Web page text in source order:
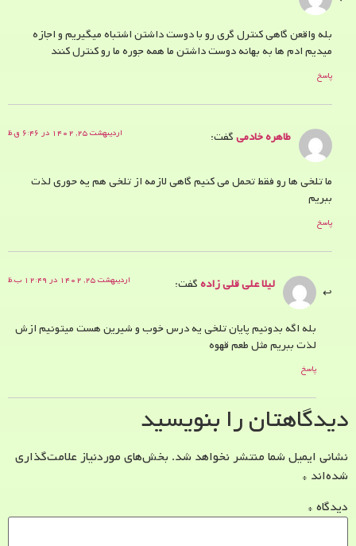
بله واقعن گاهی کنترل گری رو با دوست داشتن اشتباه میگیریم و اجازه
میدیم ادم ها به بهانه دوست داشتن ما همه جوره ما رو کنترل کنند
پاسخ
طاهره خادمیگفت: اردیبهشت ۲۵, ۱۴۰۲ در ۶:۴۶ ق.ظ
ما تلخی ها رو فقط تحمل می کنیم گاهی لازمه از تلخی هم یه حوری لذت
ببریم
پاسخ
لیلا علی قلی زادهگفت: اردیبهشت ۲۵, ۱۴۰۲ در ۱۲:۴۹ ب.ظ
بله اگه بدونیم پایان تلخی یه درس خوب و شیرین هست میتونیم ازش
لذت ببریم مثل طعم قهوه
پاسخ
دیدگاهتان را بنویسید
نشانی ایمیل شما منتشر نخواهد شد. بخش‌های موردنیاز علامت‌گذاری
شده‌اند *
دیدگاه *